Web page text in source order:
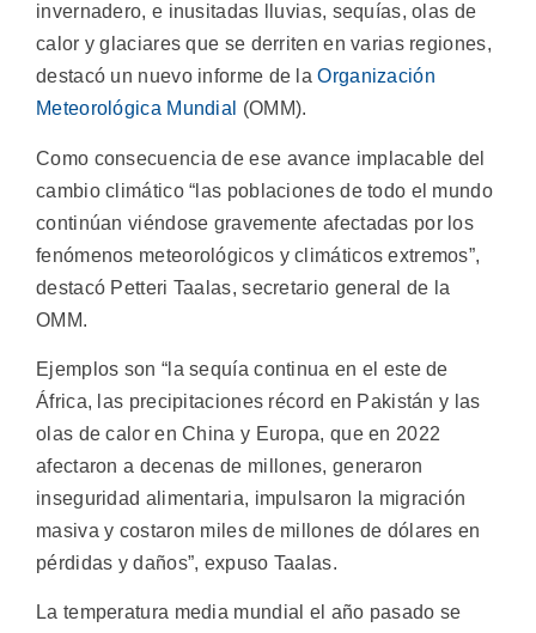
invernadero, e inusitadas lluvias, sequías, olas de
calor y glaciares que se derriten en varias regiones,
destacó un nuevo informe de laOrganización
Meteorológica Mundial
(OMM).
Como consecuencia de ese avance implacable del
cambio climático “las poblaciones de todo el mundo
continúan viéndose gravemente afectadas por los
fenómenos meteorológicos y climáticos extremos”,
destacó Petteri Taalas, secretario general de la
OMM.
Ejemplos son “la sequía continua en el este de
África, las precipitaciones récord en Pakistán y las
olas de calor en China y Europa, que en 2022
afectaron a decenas de millones, generaron
inseguridad alimentaria, impulsaron la migración
masiva y costaron miles de millones de dólares en
pérdidas y daños”, expuso Taalas.
La temperatura media mundial el año pasado se